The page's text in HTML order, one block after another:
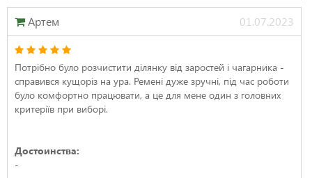
Артем 01.07.2023
Потрібно було розчистити ділянку від заростей і чагарника -
справився кущоріз на ура. Ремені дуже зручні, під час роботи
було комфортно працювати, а це для мене один з головних
критеріїв при виборі.
Достоинства:
-